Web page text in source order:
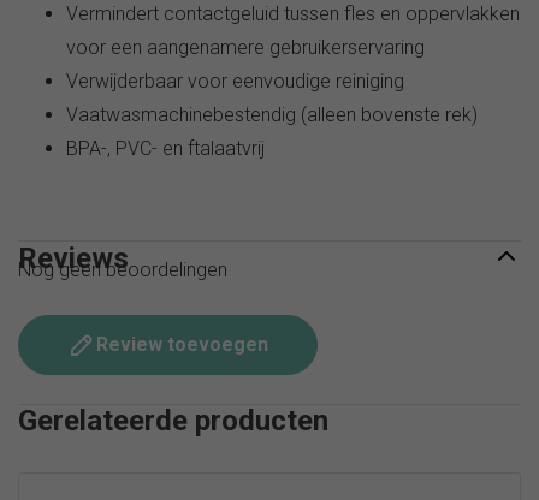
Vermindert contactgeluid tussen fles en oppervlakken
voor een aangenamere gebruikerservaring
Verwijderbaar voor eenvoudige reiniging
Vaatwasmachinebestendig (alleen bovenste rek)
BPA-, PVC- en ftalaatvrij
Reviews
Nog geen beoordelingen
Review toevoegen
Gerelateerde producten